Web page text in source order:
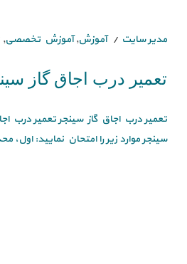
مدیر سایت آموزش,آموزش تخصصی,
تعمیر درب اجاق گاز
تعمیر درب اجاق گاز سینجر تعمیر درب
سینجر موارد زیر را امتحان نمایید: